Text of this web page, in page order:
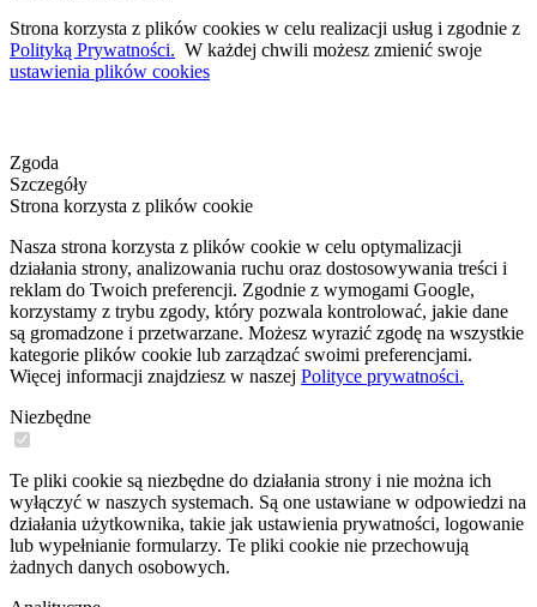
Strona korzysta z plików cookies w celu realizacji usług i zgodnie z
Polityką Prywatności. W każdej chwili możesz zmienić swoje
ustawienia plików cookies
Zgoda
Szczegóły
Strona korzysta z plików cookie
Nasza strona korzysta z plików cookie w celu optymalizacji
działania strony, analizowania ruchu oraz dostosowywania treści i
reklam do Twoich preferencji. Zgodnie z wymogami Google,
korzystamy z trybu zgody, który pozwala kontrolować, jakie dane
są gromadzone i przetwarzane. Możesz wyrazić zgodę na wszystkie
kategorie plików cookie lub zarządzać swoimi preferencjami.
Więcej informacji znajdziesz w naszej Polityce prywatności.
Niezbędne
Te pliki cookie są niezbędne do działania strony i nie można ich
wyłączyć w naszych systemach. Są one ustawiane w odpowiedzi na
działania użytkownika, takie jak ustawienia prywatności, logowanie
lub wypełnianie formularzy. Te pliki cookie nie przechowują
żadnych danych osobowych.